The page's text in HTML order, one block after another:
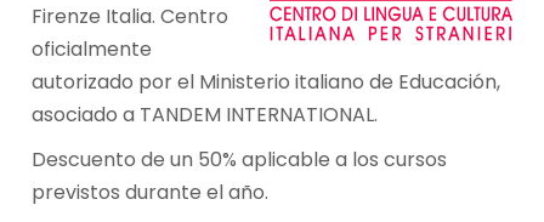
Firenze Italia. Centro
oficialmente
autorizado por el Ministerio italiano de Educación,
asociado a TANDEM INTERNATIONAL.
Descuento de un 50% aplicable a los cursos
previstos durante el año.